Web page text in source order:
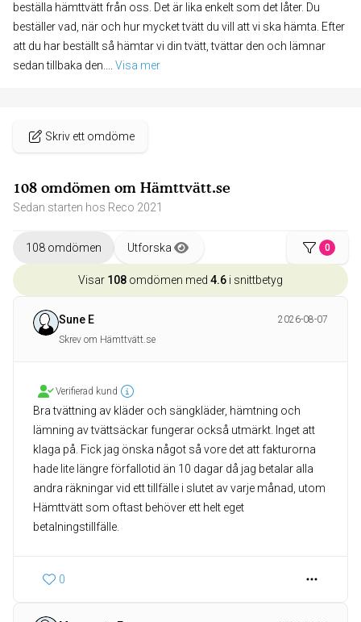
beställa hämttvätt från oss. Det är lika enkelt som det låter. Du
beställer vad, när och hur mycket tvätt du vill att vi ska hämta. Efter
att du har beställt så hämtar vi din tvätt, tvättar den och lämnar
sedan tillbaka den.
Visa mer
Skriv ett omdöme
108 omdömen om Hämttvätt.se
Sedan starten hos Reco 2021
108 omdömen Utforska 0
Visar 108 omdömen med 4.6 i snittbetyg
Sune E
2026-08-07
Skrev om Hämttvätt.se
Verifierad kund
Bra tvättning av kläder och sängkläder, hämtning och
lämning av tvättsäckar fungerar också utmärkt. Inget att
klaga på. Fick jag önska något så vore det att fakturorna
hade lite längre förfallotid än 10 dagar då jag betalar alla
andra räkningar vid ett tillfälle i slutet av varje månad, utom
Hämttvätt som oftast behöver ett helt eget
betalningstillfälle.
0